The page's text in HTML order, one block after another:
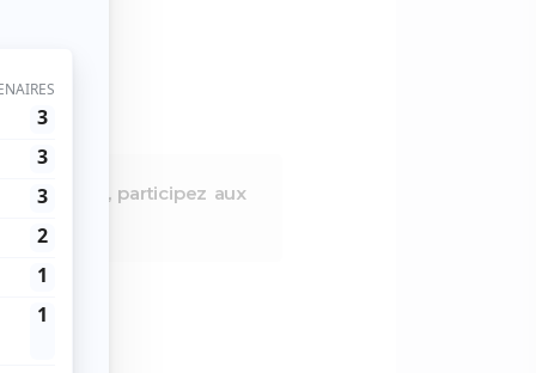
», participez aux